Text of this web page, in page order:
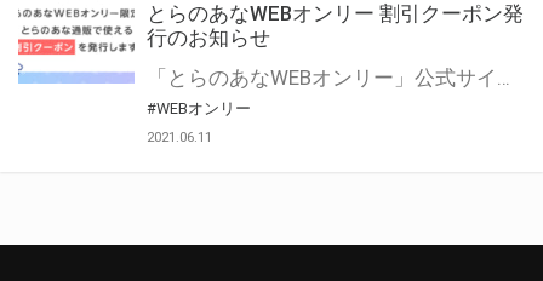
とらのあなWEBオンリー 割引クーポン発
行のお知らせ
「とらのあなWEBオンリー」公式サイトでとらのあな通販の「割引クーポン」を配布中！ イベントごとに開催当日限定で使える割引クーポンのシリアルコードを発行します。 とらのあなWEBオンリーのページをチェックして、イベント当日にお得にお買い物を楽しみましょう♪ ※本キャンペーンは予告なく終了する場合がございます。 とらのあなWEBオンリーサイトはこちら
#WEBオンリー
2021.06.11